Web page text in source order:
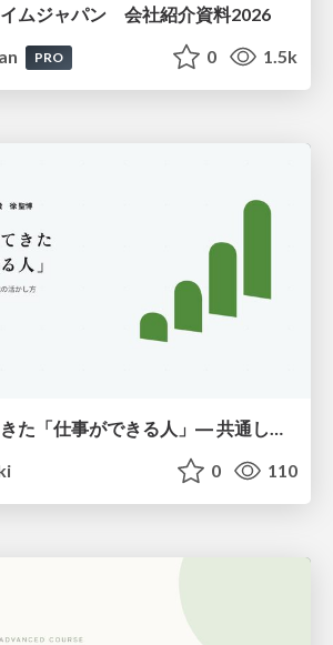
ムジャパン 会社紹介資料2026
PRO 0 1.5k
0 110